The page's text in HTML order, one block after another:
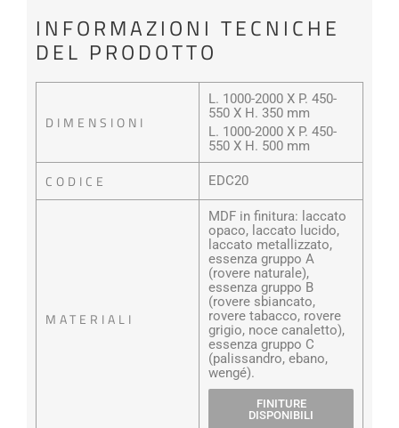
INFORMAZIONI TECNICHE
DEL PRODOTTO
DIMENSIONI
L. 1000-2000 X P. 450-
550 X H. 350 mm
L. 1000-2000 X P. 450-
550 X H. 500 mm
CODICE EDC20
MATERIALI
MDF in finitura: laccato
opaco, laccato lucido,
laccato metallizzato,
essenza gruppo A
(rovere naturale),
essenza gruppo B
(rovere sbiancato,
rovere tabacco, rovere
grigio, noce canaletto),
essenza gruppo C
(palissandro, ebano,
wengé).
FINITURE
DISPONIBILI